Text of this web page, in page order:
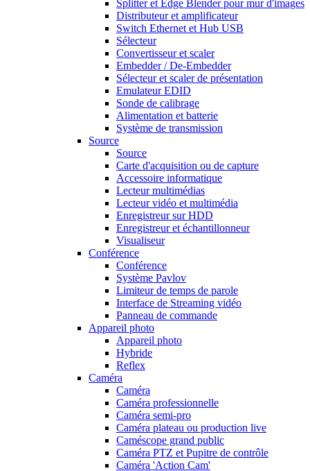
Splitter et Edge Blender pour mur d'images
Distributeur et amplificateur
Switch Ethernet et Hub USB
Sélecteur
Convertisseur et scaler
Embedder / De-Embedder
Sélecteur et scaler de présentation
Emulateur EDID
Sonde de calibrage
Alimentation et batterie
Système de transmission
Source
Source
Carte d'acquisition ou de capture
Accessoire informatique
Lecteur multimédias
Lecteur vidéo et multimédia
Enregistreur sur HDD
Enregistreur et échantillonneur
Visualiseur
Conférence
Conférence
Système Pavlov
Limiteur de temps de parole
Interface de Streaming vidéo
Panneau de commande
Appareil photo
Appareil photo
Hybride
Reflex
Caméra
Caméra
Caméra professionnelle
Caméra semi-pro
Caméra plateau ou production live
Caméscope grand public
Caméra PTZ et Pupitre de contrôle
Caméra 'Action Cam'